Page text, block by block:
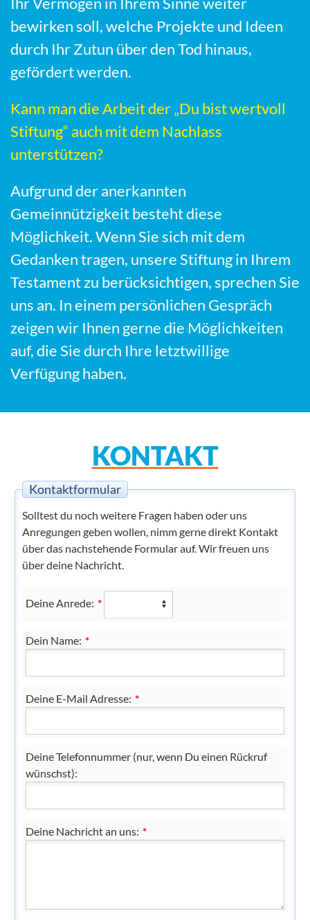
bewirken soll, welche Projekte und Ideen
durch Ihr Zutun über den Tod hinaus,
gefördert werden.
Kann man die Arbeit der „Du bist wertvoll
Stiftung“ auch mit dem Nachlass
unterstützen?
Aufgrund der anerkannten
Gemeinnützigkeit besteht diese
Möglichkeit. Wenn Sie sich mit dem
Gedanken tragen, unsere Stiftung in Ihrem
Testament zu berücksichtigen, sprechen Sie
uns an. In einem persönlichen Gespräch
zeigen wir Ihnen gerne die Möglichkeiten
auf, die Sie durch Ihre letztwillige
Verfügung haben.
KONTAKT
Kontaktformular
Solltest du noch weitere Fragen haben oder uns
Anregungen geben wollen, nimm gerne direkt Kontakt
über das nachstehende Formular auf. Wir freuen uns
über deine Nachricht.
Deine Anrede: *
Dein Name: *
Deine E-Mail Adresse: *
Deine Telefonnummer (nur, wenn Du einen Rückruf
wünschst):
Deine Nachricht an uns: *